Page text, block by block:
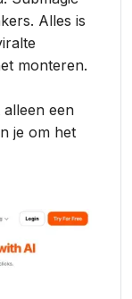
Alles is
monteren.
een
je om het